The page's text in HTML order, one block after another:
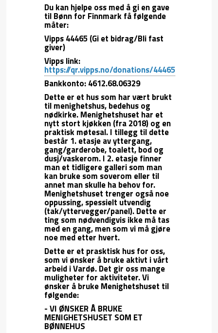
Du kan hjelpe oss med å gi en gave
til Bønn for Finnmark få følgende
måter:
Vipps 44465 (Gi et bidrag/Bli fast
giver)
Vipps link:
https://qr.vipps.no/donations/44465
Bankkonto: 4612.68.06329
Dette er et hus som har vært brukt
til menighetshus, bedehus og
nødkirke. Menighetshuset har et
nytt stort kjøkken (fra 2018) og en
praktisk møtesal. I tillegg til dette
består 1. etasje av yttergang,
gang/garderobe, toalett, bod og
dusj/vaskerom. I 2. etasje finner
man et tidligere galleri som man
kan bruke som soverom eller til
annet man skulle ha behov for.
Menighetshuset trenger også noe
oppussing, spessielt utvendig
(tak/yttervegger/panel). Dette er
ting som nødvendigvis ikke må tas
med en gang, men som vi må gjøre
noe med etter hvert.
Dette er et prasktisk hus for oss,
som vi ønsker å bruke aktivt i vårt
arbeid i Vardø. Det gir oss mange
muligheter for aktiviteter. Vi
ønsker å bruke Menighetshuset til
følgende:
- VI ØNSKER Å BRUKE
MENIGHETSHUSET SOM ET
BØNNEHUS